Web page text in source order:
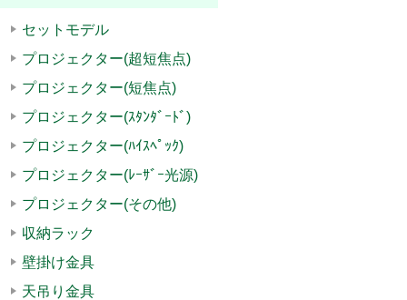
セットモデル
プロジェクター(超短焦点)
プロジェクター(短焦点)
プロジェクター(ｽﾀﾝﾀﾞｰﾄﾞ)
プロジェクター(ﾊｲｽﾍﾟｯｸ)
プロジェクター(ﾚｰｻﾞｰ光源)
プロジェクター(その他)
収納ラック
壁掛け金具
天吊り金具